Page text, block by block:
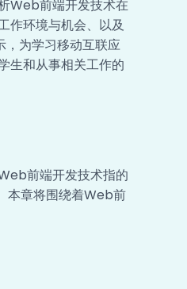
Web前端开发技术在
作环境与机会、以及
，为学习移动互联应
生和从事相关工作的
前端开发技术指的
本章将围绕着Web前